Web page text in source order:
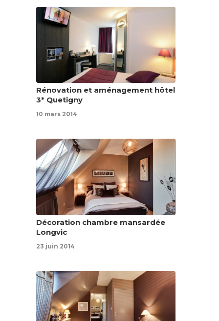
Rénovation et aménagement hôtel
3* Quetigny
10 mars 2014
Décoration chambre mansardée
Longvic
23 juin 2014